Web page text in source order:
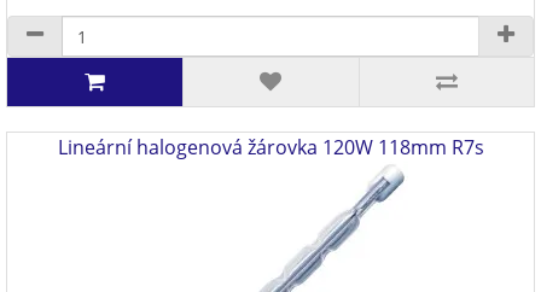
Lineární halogenová žárovka 120W 118mm R7s